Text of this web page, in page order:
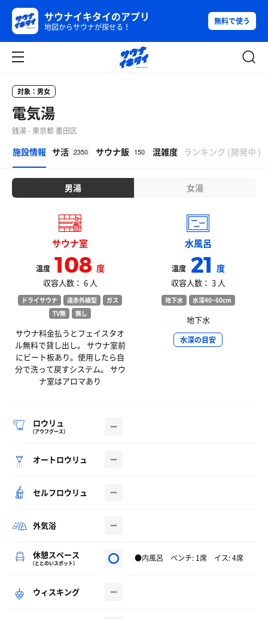
サウナイキタイのアプリ
地図からサウナが探せる！
無料で使う
対象：男女
電気湯
銭湯 - 東京都 墨田区
施設情報 サ活 2350 サウナ飯 150 混雑度 ランキング (開発中 )
男湯 女湯
サウナ室
温度108度
収容人数： 6 人
ドライサウナ 遠赤外線型
ガス
TV無
無し
サウナ料金払うとフェイスタオ
ル無料で貸し出し。 サウナ室前
にビート板あり。使用したら自
分で洗って戻すシステム。 サウ
ナ室はアロマあり
水風呂
温度21度
収容人数： 3 人
地下水 水深40~60cm
地下水
水深の目安
ロウリュ
（アウフグース）
オートロウリュ
セルフロウリュ
外気浴
休憩スペース
（ととのいスポット） ●内風呂 ベンチ: 1席 イス: 4席
ウィスキング